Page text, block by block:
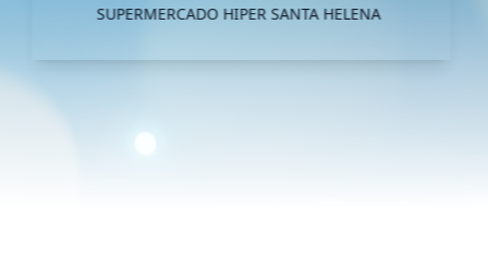
SUPERMERCADO HIPER SANTA HELENA